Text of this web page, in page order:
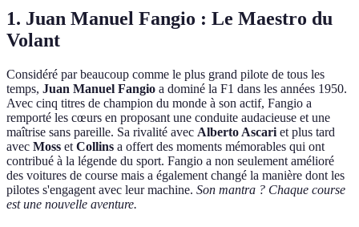
1. Juan Manuel Fangio : Le Maestro du
Volant
Considéré par beaucoup comme le plus grand pilote de tous les
temps, Juan Manuel Fangio a dominé la F1 dans les années 1950.
Avec cinq titres de champion du monde à son actif, Fangio a
remporté les cœurs en proposant une conduite audacieuse et une
maîtrise sans pareille. Sa rivalité avec Alberto Ascari et plus tard
avec Moss et Collins a offert des moments mémorables qui ont
contribué à la légende du sport. Fangio a non seulement amélioré
des voitures de course mais a également changé la manière dont les
pilotes s'engagent avec leur machine. Son mantra ? Chaque course
est une nouvelle aventure.